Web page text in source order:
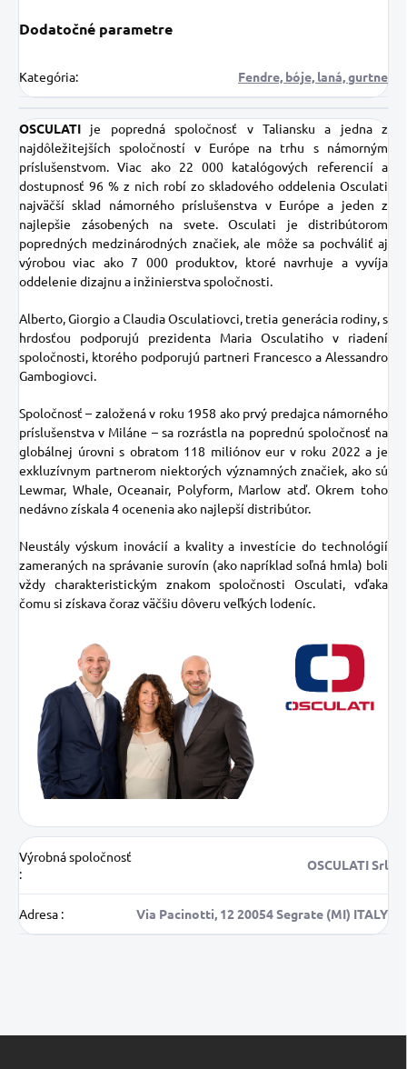
Dodatočné parametre
Kategória: Fendre, bóje, laná, gurtne
OSCULATI je popredná spoločnosť v Taliansku a jedna z
najdôležitejších spoločností v Európe na trhu s námorným
príslušenstvom. Viac ako 22 000 katalógových referencií a
dostupnosť 96 % z nich robí zo skladového oddelenia Osculati
najväčší sklad námorného príslušenstva v Európe a jeden z
najlepšie zásobených na svete. Osculati je distribútorom
popredných medzinárodných značiek, ale môže sa pochváliť aj
výrobou viac ako 7 000 produktov, ktoré navrhuje a vyvíja
oddelenie dizajnu a inžinierstva spoločnosti.
Alberto, Giorgio a Claudia Osculatiovci, tretia generácia rodiny, s
hrdosťou podporujú prezidenta Maria Osculatiho v riadení
spoločnosti, ktorého podporujú partneri Francesco a Alessandro
Gambogiovci.
Spoločnosť – založená v roku 1958 ako prvý predajca námorného
príslušenstva v Miláne – sa rozrástla na poprednú spoločnosť na
globálnej úrovni s obratom 118 miliónov eur v roku 2022 a je
exkluzívnym partnerom niektorých významných značiek, ako sú
Lewmar, Whale, Oceanair, Polyform, Marlow atď. Okrem toho
nedávno získala 4 ocenenia ako najlepší distribútor.
Neustály výskum inovácií a kvality a investície do technológií
zameraných na správanie surovín (ako napríklad soľná hmla) boli
vždy charakteristickým znakom spoločnosti Osculati, vďaka
čomu si získava čoraz väčšiu dôveru veľkých lodeníc.
Výrobná spoločnosť
:
OSCULATI Srl
Adresa : Via Pacinotti, 12 20054 Segrate (MI) ITALY